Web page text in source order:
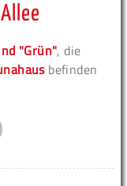
"Grün", die
befinden